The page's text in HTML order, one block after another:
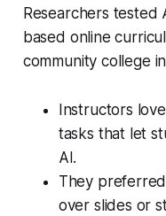
Researchers tested
based online
community college
Instructors
tasks that let
AI.
They
over slides or